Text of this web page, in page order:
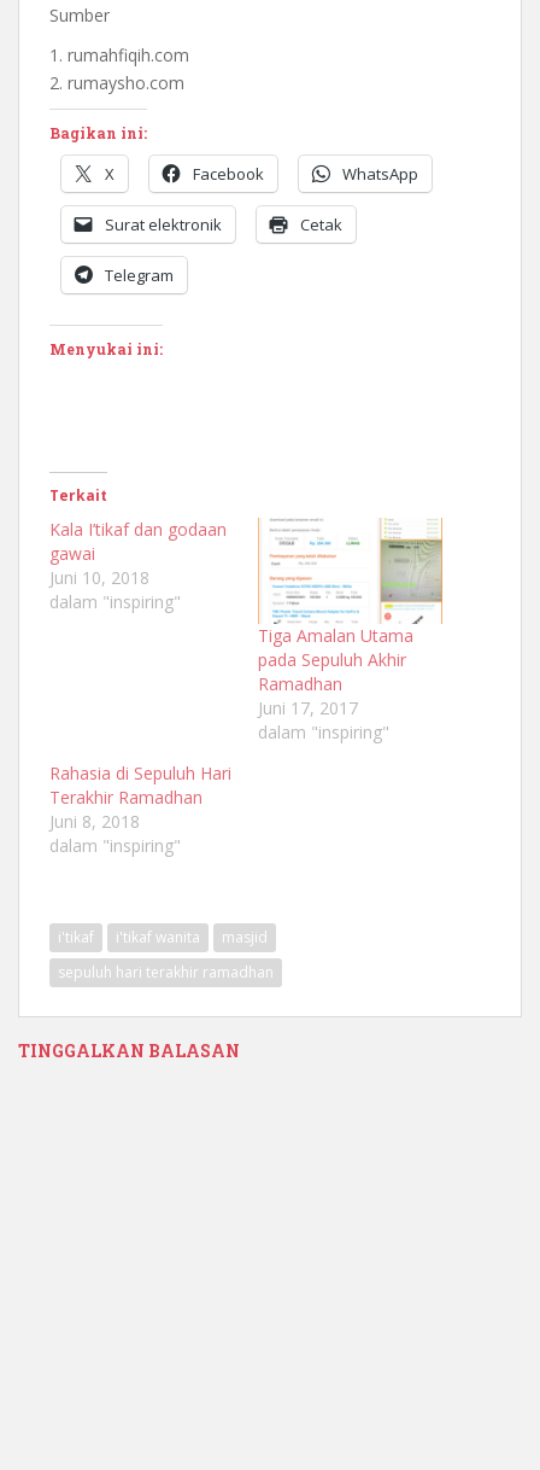
Sumber
1. rumahfiqih.com
2. rumaysho.com
Bagikan ini:
X Facebook WhatsApp
Surat elektronik Cetak
Telegram
Menyukai ini:
Terkait
Kala I’tikaf dan godaan
gawai
Juni 10, 2018
dalam "inspiring"
Tiga Amalan Utama
pada Sepuluh Akhir
Ramadhan
Juni 17, 2017
dalam "inspiring"
Rahasia di Sepuluh Hari
Terakhir Ramadhan
Juni 8, 2018
dalam "inspiring"
i'tikaf i'tikaf wanita
masjid
sepuluh hari terakhir ramadhan
TINGGALKAN BALASAN